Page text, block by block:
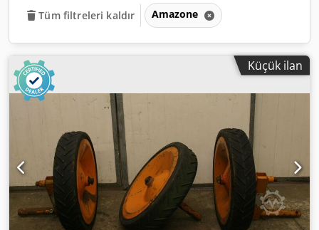
Tüm filtreleri kaldır Amazone
Küçük ilan